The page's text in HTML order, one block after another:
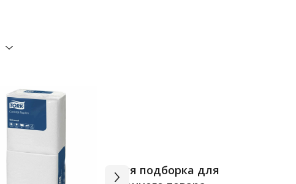
Вся подборка для